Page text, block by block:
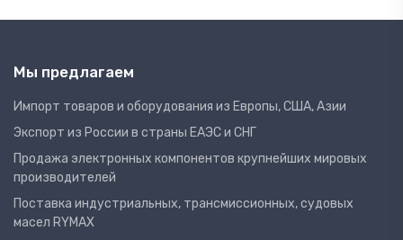
Мы предлагаем
Импорт товаров и оборудования из Европы, США, Азии
Экспорт из России в страны ЕАЭС и СНГ
Продажа электронных компонентов крупнейших мировых
производителей
Поставка индустриальных, трансмиссионных, судовых
масел RYMAX